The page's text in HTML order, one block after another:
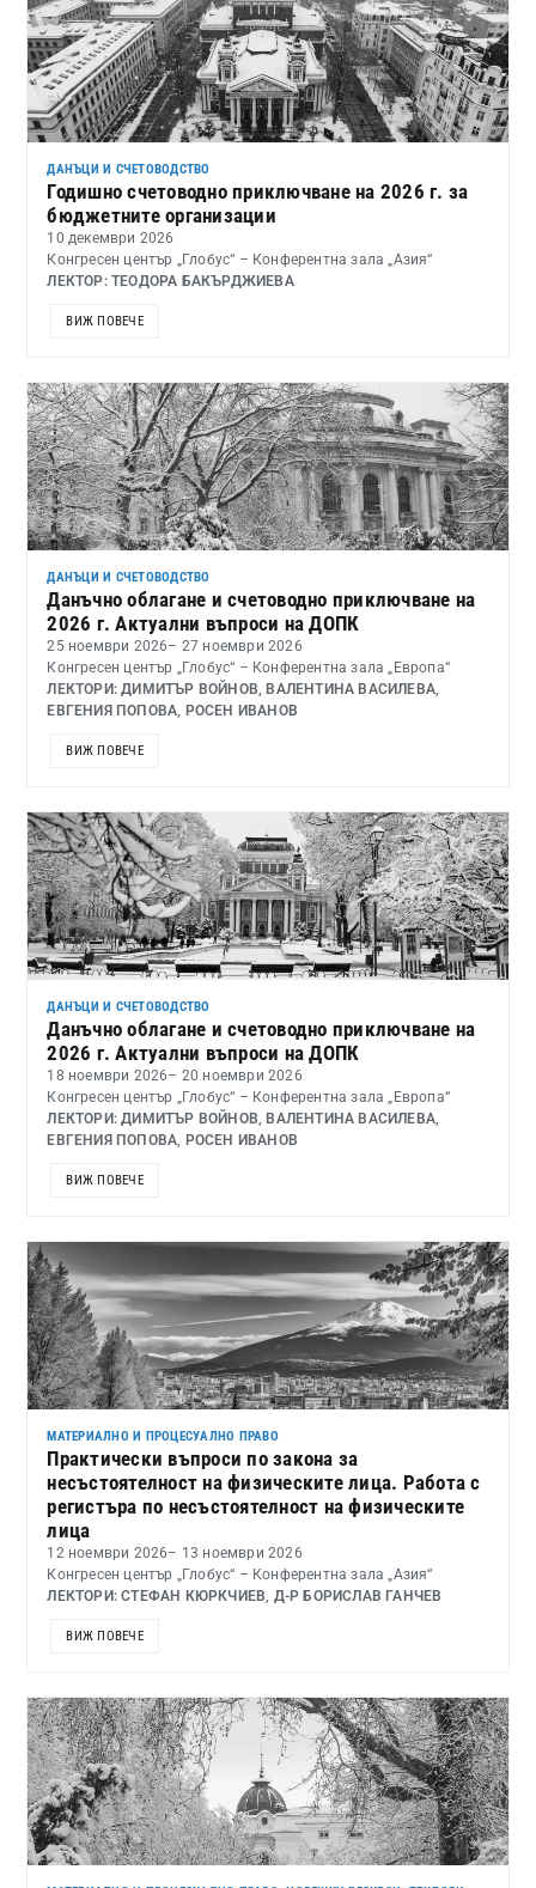
ДАНЪЦИ И СЧЕТОВОДСТВО
Годишно счетоводно приключване на 2026 г. за
бюджетните организации
10 декември 2026
Конгресен център „Глобус“ – Конферентна зала „Азия“
ЛЕКТОР: ТЕОДОРА БАКЪРДЖИЕВА
ВИЖ ПОВЕЧЕ
ДАНЪЦИ И СЧЕТОВОДСТВО
Данъчно облагане и счетоводно приключване на
2026 г. Актуални въпроси на ДОПК
25 ноември 2026– 27 ноември 2026
Конгресен център „Глобус“ – Конферентна зала „Европа“
ЛЕКТОРИ: ДИМИТЪР ВОЙНОВ, ВАЛЕНТИНА ВАСИЛЕВА,
ЕВГЕНИЯ ПОПОВА, РОСЕН ИВАНОВ
ВИЖ ПОВЕЧЕ
ДАНЪЦИ И СЧЕТОВОДСТВО
Данъчно облагане и счетоводно приключване на
2026 г. Актуални въпроси на ДОПК
18 ноември 2026– 20 ноември 2026
Конгресен център „Глобус“ – Конферентна зала „Европа“
ЛЕКТОРИ: ДИМИТЪР ВОЙНОВ, ВАЛЕНТИНА ВАСИЛЕВА,
ЕВГЕНИЯ ПОПОВА, РОСЕН ИВАНОВ
ВИЖ ПОВЕЧЕ
МАТЕРИАЛНО И ПРОЦЕСУАЛНО ПРАВО
Практически въпроси по закона за
несъстоятелност на физическите лица. Работа с
регистъра по несъстоятелност на физическите
лица
12 ноември 2026– 13 ноември 2026
Конгресен център „Глобус“ – Конферентна зала „Азия“
ЛЕКТОРИ: СТЕФАН КЮРКЧИЕВ, Д-Р БОРИСЛАВ ГАНЧЕВ
ВИЖ ПОВЕЧЕ